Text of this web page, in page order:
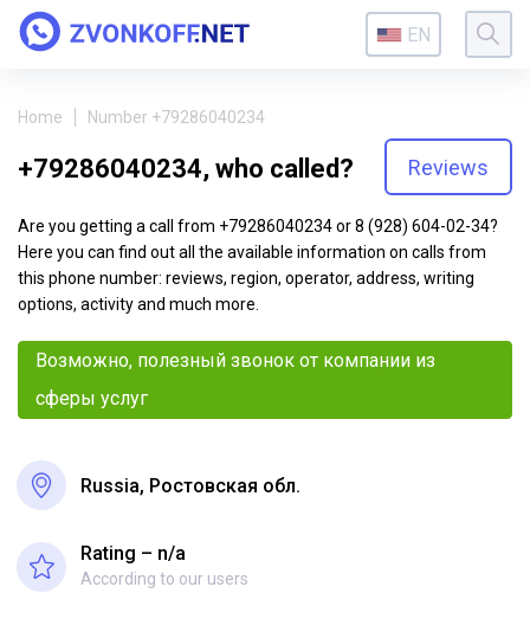
EN
Home Number +79286040234
+79286040234, who called? Reviews
Are you getting a call from +79286040234 or 8 (928) 604-02-34?
Here you can find out all the available information on calls from
this phone number: reviews, region, operator, address, writing
options, activity and much more.
Возможно, полезный звонок от компании из
сферы услуг
Russia, Ростовская обл.
Rating – n/a
According to our users